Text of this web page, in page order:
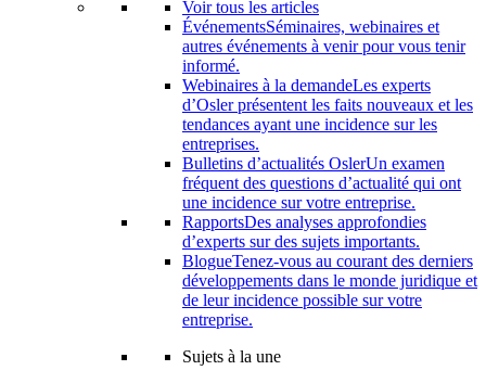
Voir tous les articles
ÉvénementsSéminaires, webinaires et
autres événements à venir pour vous tenir
informé.
Webinaires à la demandeLes experts
d’Osler présentent les faits nouveaux et les
tendances ayant une incidence sur les
entreprises.
Bulletins d’actualités OslerUn examen
fréquent des questions d’actualité qui ont
une incidence sur votre entreprise.
RapportsDes analyses approfondies
d’experts sur des sujets importants.
BlogueTenez-vous au courant des derniers
développements dans le monde juridique et
de leur incidence possible sur votre
entreprise.
Sujets à la une